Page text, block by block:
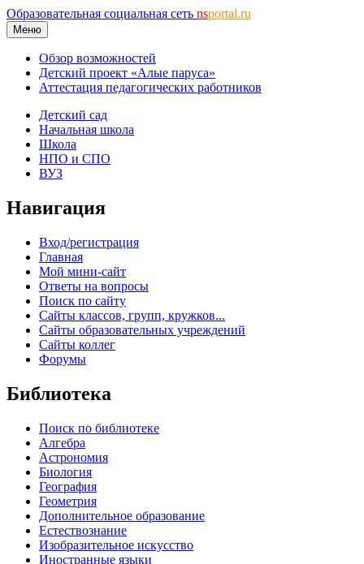
Образовательная социальная сеть nsportal.ru
Меню
Обзор возможностей
Детский проект «Алые паруса»
Аттестация педагогических работников
Детский сад
Начальная школа
Школа
НПО и СПО
ВУЗ
Навигация
Вход/регистрация
Главная
Мой мини-сайт
Ответы на вопросы
Поиск по сайту
Сайты классов, групп, кружков...
Сайты образовательных учреждений
Сайты коллег
Форумы
Библиотека
Поиск по библиотеке
Алгебра
Астрономия
Биология
География
Геометрия
Дополнительное образование
Естествознание
Изобразительное искусство
Иностранные языки